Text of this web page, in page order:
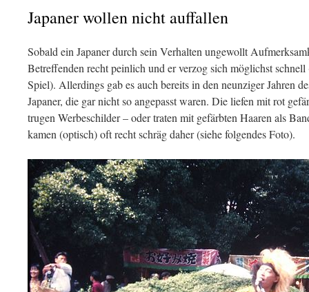
Japaner wollen nicht auffallen
Sobald ein Japaner durch sein Verhalten ungewollt
Betreffenden recht peinlich und er verzog sich möglichst
Spiel). Allerdings gab es auch bereits in den neunziger Jahren
Japaner, die gar nicht so angepasst waren. Die liefen mit rot
trugen Werbeschilder – oder traten mit gefärbten Haaren als
kamen (optisch) oft recht schräg daher (siehe folgendes Foto).